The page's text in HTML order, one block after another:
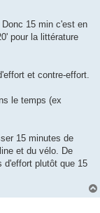
15 min c'est en
pour la littérature
et contre-effort.
le temps (ex
15 minutes de
et du vélo. De
d'effort plutôt que 15